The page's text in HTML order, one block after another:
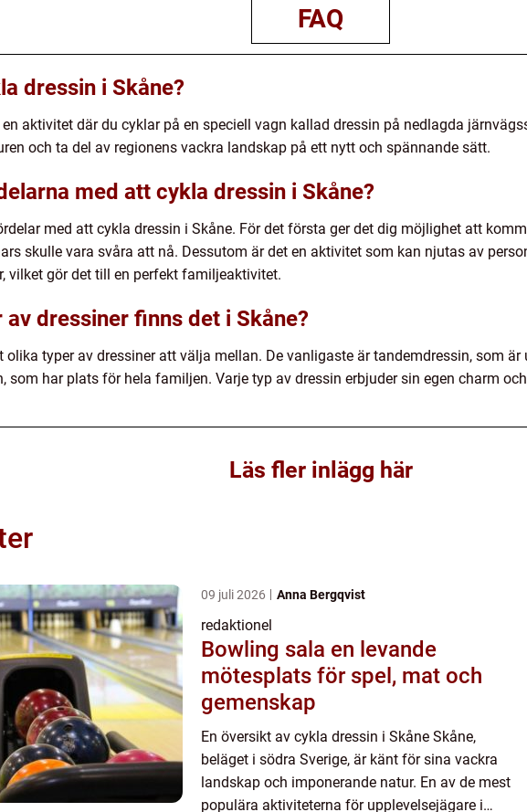
FAQ
dressin i Skåne?
aktivitet där du cyklar på en speciell vagn kallad dressin på nedlagda
och ta del av regionens vackra landskap på ett nytt och spännande sätt.
med att cykla dressin i Skåne?
med att cykla dressin i Skåne. För det första ger det dig möjlighet att
skulle vara svåra att nå. Dessutom är det en aktivitet som kan njutas av
vilket gör det till en perfekt familjeaktivitet.
dressiner finns det i Skåne?
olika typer av dressiner att välja mellan. De vanligaste är tandemdressin, som
som har plats för hela familjen. Varje typ av dressin erbjuder sin egen charm
Läs fler inlägg här
09 juli 2026 Anna Bergqvist
redaktionel
Bowling sala en levande
mötesplats för spel, mat och
gemenskap
En översikt av cykla dressin i Skåne Skåne,
beläget i södra Sverige, är känt för sina vackra
landskap och imponerande natur. En av de mest
populära aktiviteterna för upplevelsejägare i